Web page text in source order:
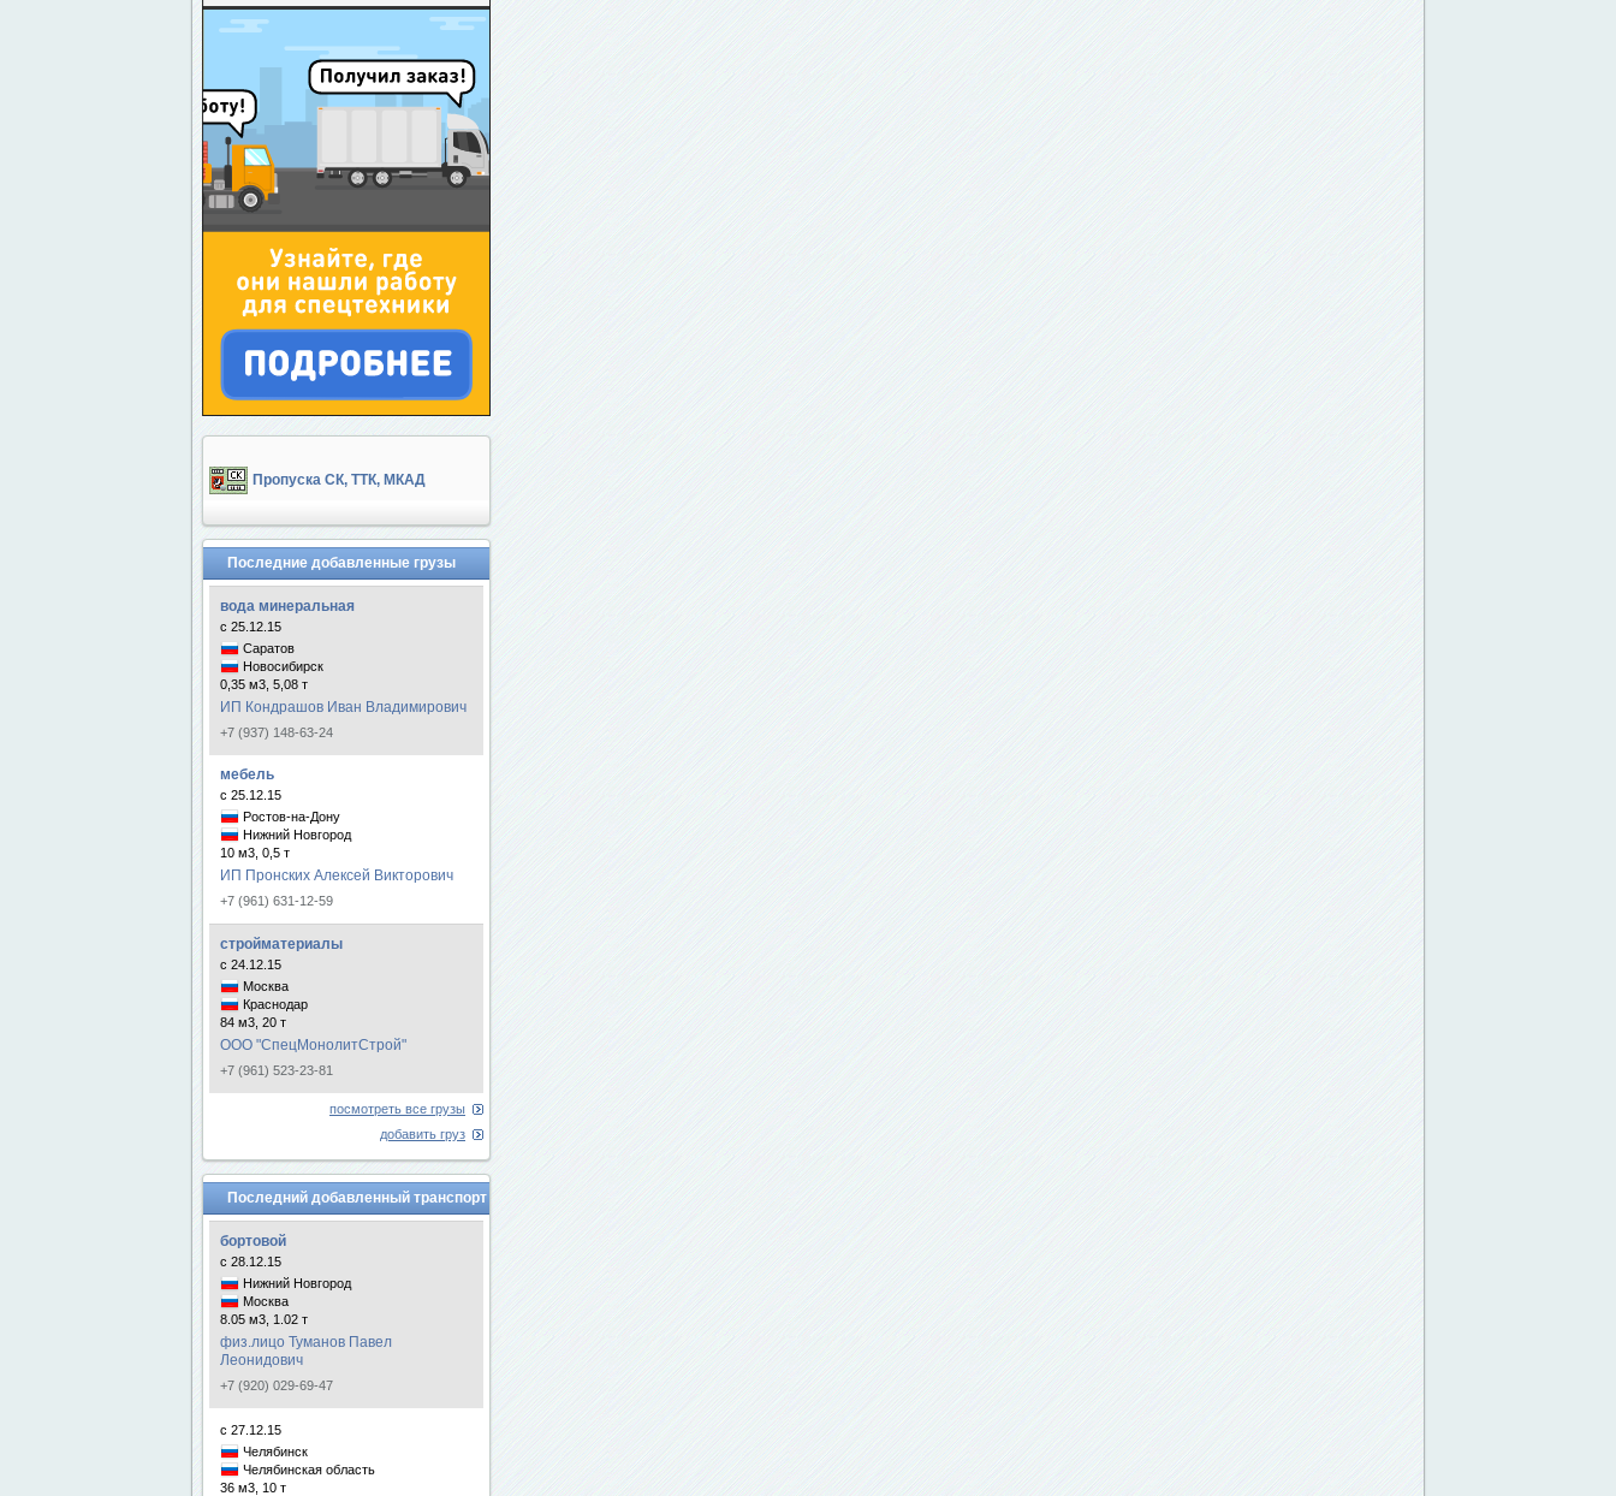
Пропуска СК, ТТК, МКАД
Последние добавленные грузы
вода минеральная
с 25.12.15
Саратов
Новосибирск
0,35 м3, 5,08 т
ИП Кондрашов Иван Владимирович
+7 (937) 148-63-24
мебель
с 25.12.15
Ростов-на-Дону
Нижний Новгород
10 м3, 0,5 т
ИП Пронских Алексей Викторович
+7 (961) 631-12-59
стройматериалы
с 24.12.15
Москва
Краснодар
84 м3, 20 т
ООО "СпецМонолитСтрой"
+7 (961) 523-23-81
посмотреть все грузы
добавить груз
Последний добавленный транспорт
бортовой
с 28.12.15
Нижний Новгород
Москва
8.05 м3, 1.02 т
физ.лицо Туманов Павел
Леонидович
+7 (920) 029-69-47
с 27.12.15
Челябинск
Челябинская область
36 м3, 10 т